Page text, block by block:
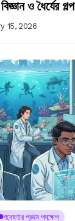
ও ধৈর্যের গল্প
15, 2026
গবেষণার প্রথম পদক্ষেপ